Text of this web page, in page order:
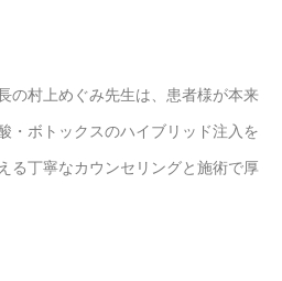
の村上めぐみ先生は、患者様が本来
・ボトックスのハイブリッド注入を
る丁寧なカウンセリングと施術で厚